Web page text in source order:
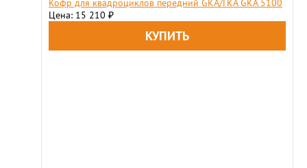
Кофр для квадроциклов передний GKA/ГКА GKA 5100
Цена: 15 210 ₽